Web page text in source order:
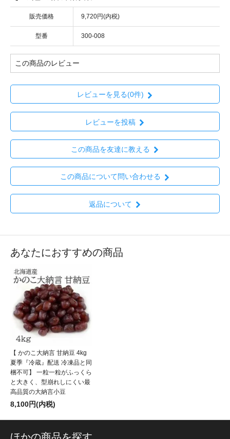
販売価格 9,720円(内税)
型番 300-008
この商品のレビュー
レビューを見る(0件)
レビューを投稿
この商品を友達に教える
この商品について問い合わせる
返品について
あなたにおすすめの商品
【 かのこ大納言 甘納豆 4kg
夏季『冷蔵』配送 冷凍品と同
梱不可】 一粒一粒がふっくら
と大きく、型崩れしにくい最
高品質の大納言小豆
8,100円(内税)